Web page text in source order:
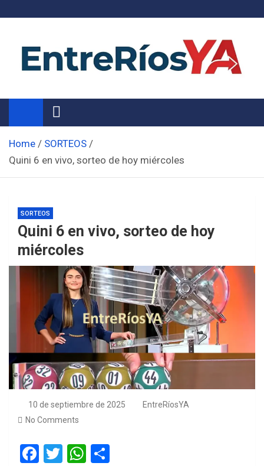
Noticias de Entre Ríos
Información de toda la provincia ahora
Home
SORTEOS
Quini 6 en vivo, sorteo de hoy miércoles
SORTEOS
Quini 6 en vivo, sorteo de hoy
miércoles
10 de septiembre de 2025
EntreRíosYA
No Comments
F
T
W